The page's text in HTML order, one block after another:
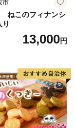
返礼品の変更・
届け出来ない場
出来ません。
届け先様にて実
。
は、配送時期ま
ください。
市
ねこのフィナンシ
り
13,000円